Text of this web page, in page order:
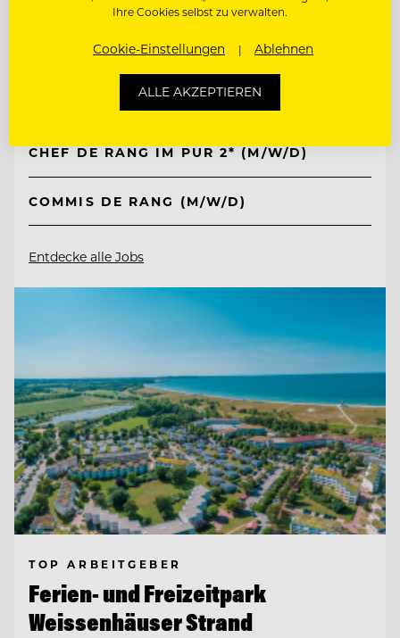
TOP ARBEITGEBER
83471 Berchtesgaden, Deutschland
CHEF DE RANG IM PUR 2* (M/W/D)
COMMIS DE RANG (M/W/D)
Entdecke alle Jobs
TOP ARBEITGEBER
Ferien- und Freizeitpark
Weissenhäuser Strand
Ihre Cookies selbst zu verwalten.
Cookie-Einstellungen Ablehnen
ALLE AKZEPTIEREN